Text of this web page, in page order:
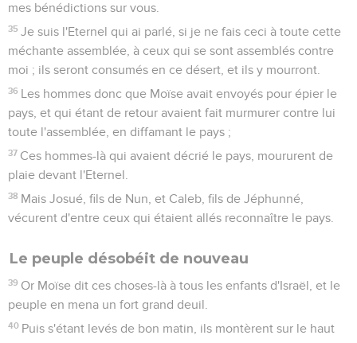
mes bénédictions sur vous.
35 Je suis l'Eternel qui ai parlé, si je ne fais ceci à toute cette
méchante assemblée, à ceux qui se sont assemblés contre
moi ; ils seront consumés en ce désert, et ils y mourront.
36 Les hommes donc que Moïse avait envoyés pour épier le
pays, et qui étant de retour avaient fait murmurer contre lui
toute l'assemblée, en diffamant le pays ;
37 Ces hommes-là qui avaient décrié le pays, moururent de
plaie devant l'Eternel.
38 Mais Josué, fils de Nun, et Caleb, fils de Jéphunné,
vécurent d'entre ceux qui étaient allés reconnaître le pays.
Le peuple désobéit de nouveau
39 Or Moïse dit ces choses-là à tous les enfants d'Israël, et le
peuple en mena un fort grand deuil.
40 Puis s'étant levés de bon matin, ils montèrent sur le haut